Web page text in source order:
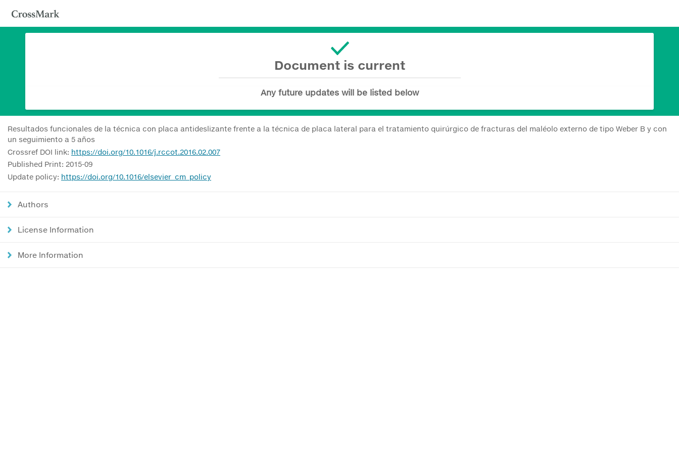
Document is current
Any future updates will be listed below
Resultados funcionales de la técnica con placa antideslizante frente a la técnica de placa lateral para el tratamiento quirúrgico de fracturas del maléolo externo de tipo Weber B y con
un seguimiento a 5 años
Crossref DOI link: https://doi.org/10.1016/j.rccot.2016.02.007
Published Print: 2015-09
Update policy: https://doi.org/10.1016/elsevier_cm_policy
Authors
License Information
More Information